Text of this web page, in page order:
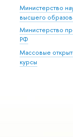
Министерство
высшего
Министерство
РФ
Массовые
курсы